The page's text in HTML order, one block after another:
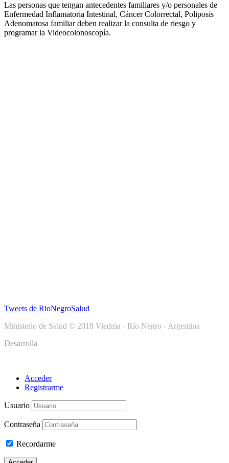
Las personas que tengan antecedentes familiares y/o personales de
Enfermedad Inflamatoria Intestinal, Cáncer Colorrectal, Poliposis
Adenomatosa familiar deben realizar la consulta de riesgo y
programar la Videocolonoscopía.
Tweets de RioNegroSalud
Ministerio de Salud © 2018 Viedma - Río Negro - Argentina
Desarrolla
Acceder
Registrarme
Usuario
Contraseña
Recordarme